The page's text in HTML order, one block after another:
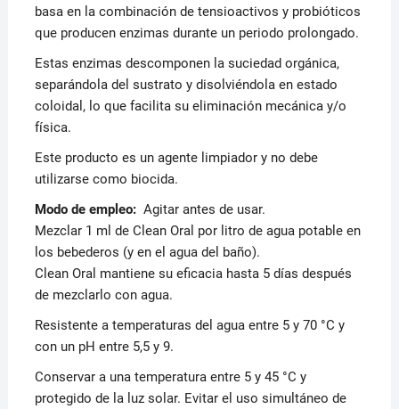
basa en la combinación de tensioactivos y probióticos
que producen enzimas durante un periodo prolongado.
Estas enzimas descomponen la suciedad orgánica,
separándola del sustrato y disolviéndola en estado
coloidal, lo que facilita su eliminación mecánica y/o
física.
Este producto es un agente limpiador y no debe
utilizarse como biocida.
Modo de empleo: Agitar antes de usar.
Mezclar 1 ml de Clean Oral por litro de agua potable en
los bebederos (y en el agua del baño).
Clean Oral mantiene su eficacia hasta 5 días después
de mezclarlo con agua.
Resistente a temperaturas del agua entre 5 y 70 °C y
con un pH entre 5,5 y 9.
Conservar a una temperatura entre 5 y 45 °C y
protegido de la luz solar. Evitar el uso simultáneo de